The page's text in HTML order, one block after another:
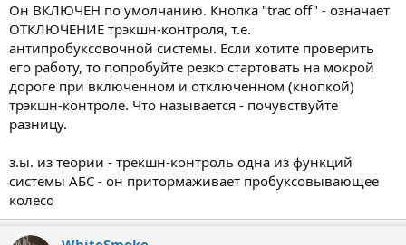
Он ВКЛЮЧЕН по умолчанию. Кнопка "trac off" - означает
ОТКЛЮЧЕНИЕ трэкшн-контроля, т.е.
антипробуксовочной системы. Если хотите проверить
его работу, то попробуйте резко стартовать на мокрой
дороге при включенном и отключенном (кнопкой)
трэкшн-контроле. Что называется - почувствуйте
разницу.
з.ы. из теории - трекшн-контроль одна из функций
системы АБС - он притормаживает пробуксовывающее
колесо